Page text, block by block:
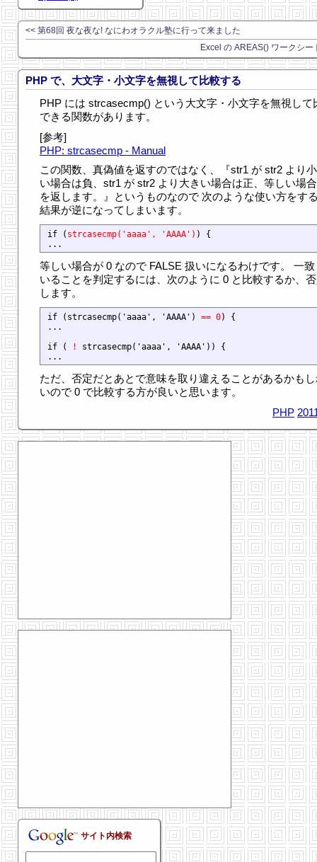
<< 第68回 夜な夜な! なにわオラクル塾に行って来ました
Excel の AREAS() ワークシー
PHP で、大文字・小文字を無視して比較する
PHP には strcasecmp() という大文字・小文字を無視して
できる関数があります。
[参考]
PHP: strcasecmp - Manual
この関数、真偽値を返すのではなく、『str1 が str2 より
い場合は負、str1 が str2 より大きい場合は正、等しい場
を返します。』というものなので 次のような使い方をす
結果が逆になってしまいます。
if ( strcasecmp('aaaa', 'AAAA') ) {
等しい場合が 0 なので FALSE 扱いになるわけです。 一
いることを判定するには、次のように 0 と比較するか、
します。
if (strcasecmp('aaaa', 'AAAA') == 0) {
...
if (
!
strcasecmp('aaaa', 'AAAA')) {
ただ、否定だとあとで意味を取り違えることがあるかも
いので 0 で比較する方が良いと思います。
PHP
サイト内検索